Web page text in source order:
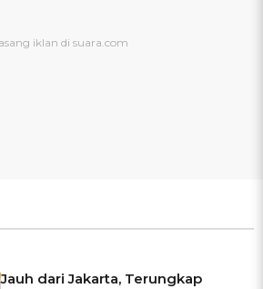
Jauh dari Jakarta, Terungkap